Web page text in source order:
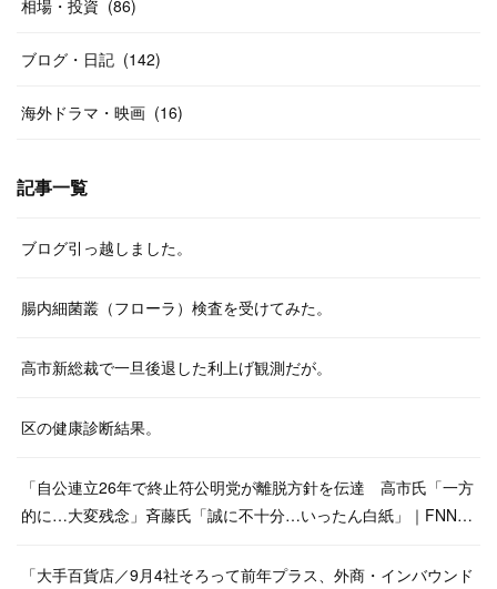
相場・投資 (86)
ブログ・日記 (142)
海外ドラマ・映画 (16)
記事一覧
ブログ引っ越しました。
腸内細菌叢（フローラ）検査を受けてみた。
高市新総裁で一旦後退した利上げ観測だが。
区の健康診断結果。
「自公連立26年で終止符公明党が離脱方針を伝達 高市氏「一方
的に…大変残念」斉藤氏「誠に不十分…いったん白紙」｜FNN…
「大手百貨店／9月4社そろって前年プラス、外商・インバウンド